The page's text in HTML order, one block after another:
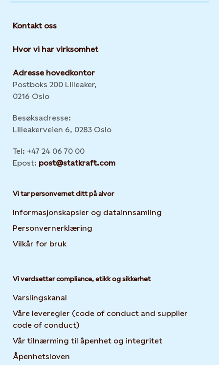
Kontakt oss
Hvor vi har virksomhet
Adresse hovedkontor
Postboks 200 Lilleaker,
0216 Oslo
Besøksadresse:
Lilleakerveien 6, 0283 Oslo
Tel: +47 24 06 70 00
Epost: post@statkraft.com
Vi tar personvernet ditt på alvor
Informasjonskapsler og datainnsamling
Personvernerklæring
Vilkår for bruk
Vi verdsetter compliance, etikk og sikkerhet
Varslingskanal
Våre leveregler (code of conduct and supplier
code of conduct)
Vår tilnærming til åpenhet og integritet
Åpenhetsloven